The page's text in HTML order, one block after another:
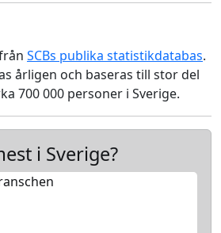
SCBs publika statistikdatabas.
årligen och baseras till stor del
700 000 personer i Sverige.
i Sverige?